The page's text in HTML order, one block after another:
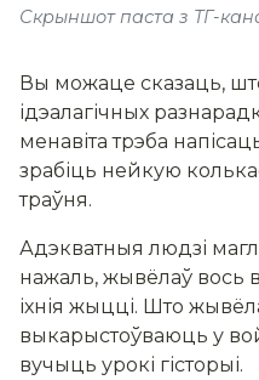
Скрыншот паста з ТГ-
Вы можаце сказаць,
ідэалагічных
менавіта трэба
зрабіць нейкую
траўня.
Адэкватныя людзі
нажаль, жывёлаў вось
іхнія жыцці. Што
выкарыстоўваюць у
вучыць урокі гісторыі.